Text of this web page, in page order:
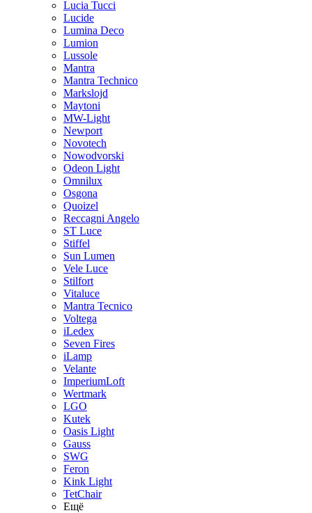
Lucia Tucci
Lucide
Lumina Deco
Lumion
Lussole
Mantra
Mantra Technico
Markslojd
Maytoni
MW-Light
Newport
Novotech
Nowodvorski
Odeon Light
Omnilux
Osgona
Quoizel
Reccagni Angelo
ST Luce
Stiffel
Sun Lumen
Vele Luce
Stilfort
Vitaluce
Mantra Tecnico
Voltega
iLedex
Seven Fires
iLamp
Velante
ImperiumLoft
Wertmark
LGO
Kutek
Oasis Light
Gauss
SWG
Feron
Kink Light
TetСhair
Ещё